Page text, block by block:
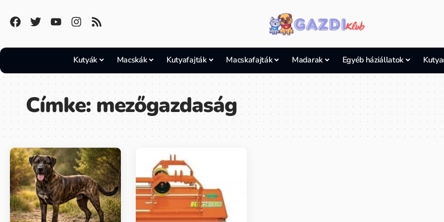
Kutyák Macskák Kutyafajták Macskafajták Madarak Egyéb háziállatok
Címke:mezőgazdaság